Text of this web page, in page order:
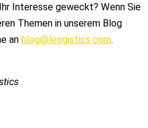
Interesse geweckt? Wenn Sie
Themen in unserem Blog
an blog@leogistics.com.